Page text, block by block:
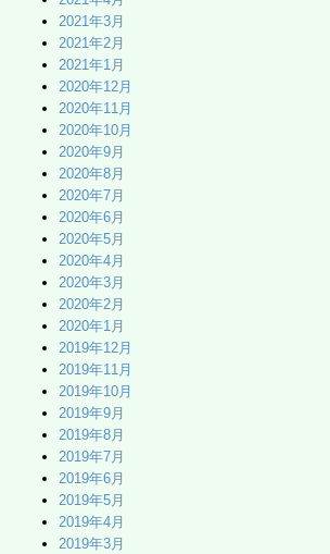
2021年3月
2021年2月
2021年1月
2020年12月
2020年11月
2020年10月
2020年9月
2020年8月
2020年7月
2020年6月
2020年5月
2020年4月
2020年3月
2020年2月
2020年1月
2019年12月
2019年11月
2019年10月
2019年9月
2019年8月
2019年7月
2019年6月
2019年5月
2019年4月
2019年3月